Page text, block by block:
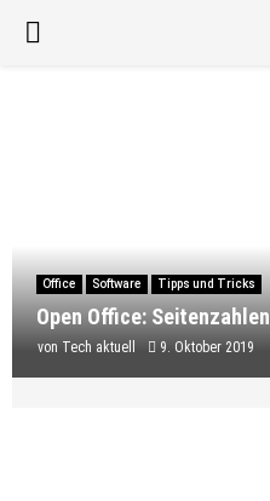
PRIMARY
Office Software Tipps und Tricks
Open Office:
von Tech aktuell 9. Oktober 2019